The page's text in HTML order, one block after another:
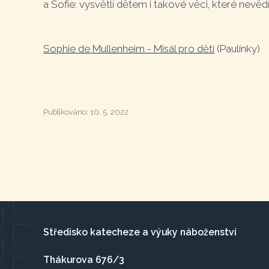
a Sofie: vysvětlí dětem i takové věci, které
Sophie de Mullenheim - Misál pro děti (Paulínky)
Publikováno: 10. 5. 2022
Středisko katecheze a výuky náboženství
Thákurova 676/3